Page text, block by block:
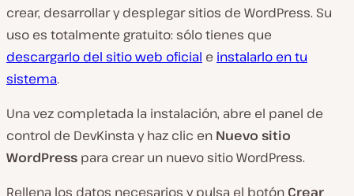
crear, desarrollar y desplegar sitios de WordPress. Su
uso es totalmente gratuito: sólo tienes que
descargarlo del sitio web oficial e instalarlo en tu
sistema.
Una vez completada la instalación, abre el panel de
control de DevKinsta y haz clic en Nuevo sitio
WordPress para crear un nuevo sitio WordPress.
Rellena los datos necesarios y pulsa el botón Crear